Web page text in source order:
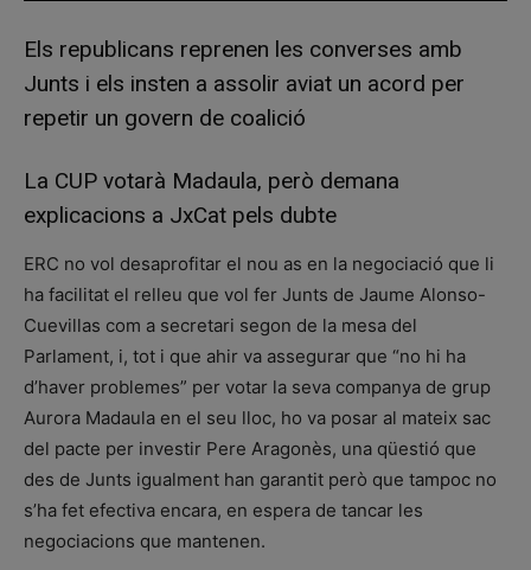
Els republicans reprenen les converses amb
Junts i els insten a assolir aviat un acord per
repetir un govern de coalició
La CUP votarà Madaula, però demana
explicacions a JxCat pels dubte
ERC no vol desaprofitar el nou as en la negociació que li
ha facilitat el relleu que vol fer Junts de Jaume Alonso-
Cuevillas com a secretari segon de la mesa del
Parlament, i, tot i que ahir va assegurar que “no hi ha
d’haver problemes” per votar la seva companya de grup
Aurora Madaula en el seu lloc, ho va posar al mateix sac
del pacte per investir Pere Aragonès, una qüestió que
des de Junts igualment han garantit però que tampoc no
s’ha fet efectiva encara, en espera de tancar les
negociacions que mantenen.